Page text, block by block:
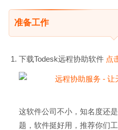
准备工作
下载Todesk远程协助软件 点
这软件公司不小，知名度还
题，软件挺好用，推荐你们